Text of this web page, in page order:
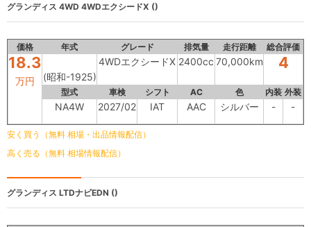
グランディス 4WD 4WDエクシードX ()
価格 年式 グレード 排気量 走行距離 総合評価
18.3
万円 (昭和-1925)
4WDエクシードX 2400cc 70,000km 4
型式 車検 シフト AC 色 内装 外装
NA4W 2027/02 IAT AAC シルバー - -
安く買う（無料 相場・出品情報配信）
高く売る（無料 相場情報配信）
グランディス LTDナビEDN ()